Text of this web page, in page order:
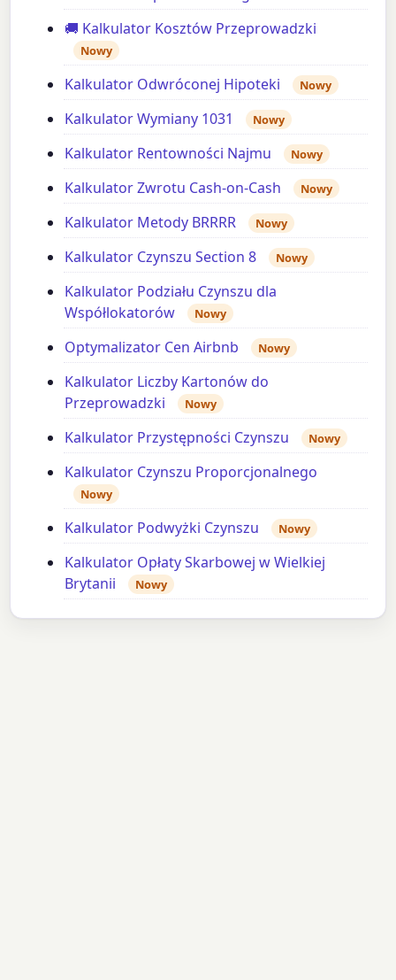
🚚 Kalkulator Kosztów Przeprowadzki
Nowy
Kalkulator Odwróconej Hipoteki Nowy
Kalkulator Wymiany 1031 Nowy
Kalkulator Rentowności Najmu Nowy
Kalkulator Zwrotu Cash-on-Cash Nowy
Kalkulator Metody BRRRR Nowy
Kalkulator Czynszu Section 8 Nowy
Kalkulator Podziału Czynszu dla
Współlokatorów
Nowy
Optymalizator Cen Airbnb Nowy
Kalkulator Liczby Kartonów do
Przeprowadzki
Nowy
Kalkulator Przystępności Czynszu Nowy
Kalkulator Czynszu Proporcjonalnego
Nowy
Kalkulator Podwyżki Czynszu Nowy
Kalkulator Opłaty Skarbowej w Wielkiej
Brytanii
Nowy